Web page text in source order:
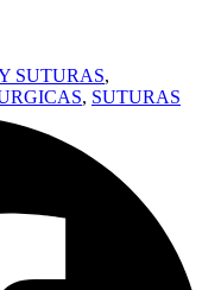
SUTURAS,
, SUTURAS